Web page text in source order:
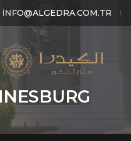
INFO@ALGEDRA.COM.TR